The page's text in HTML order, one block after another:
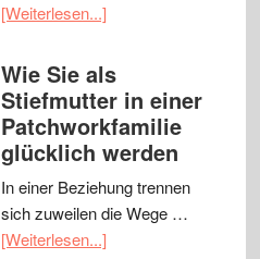
[Weiterlesen...]
Wie Sie als
Stiefmutter in einer
Patchworkfamilie
glücklich werden
In einer Beziehung trennen
sich zuweilen die Wege …
[Weiterlesen...]